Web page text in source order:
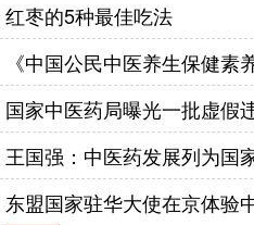
红枣的5种最佳吃法
《中国公民中医养生保健
国家中医药局曝光一批虚假
王国强：中医药发展列为国
东盟国家驻华大使在京体验